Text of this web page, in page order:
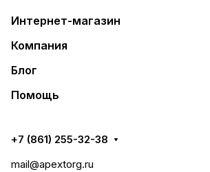
Интернет-магазин
Компания
Блог
Помощь
+7 (861) 255-32-38
mail@apextorg.ru